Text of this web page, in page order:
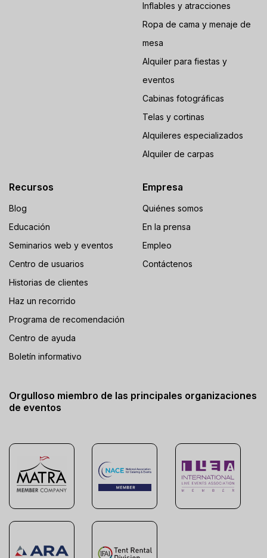
Inflables y atracciones
Ropa de cama y menaje de
mesa
Alquiler para fiestas y
eventos
Cabinas fotográficas
Telas y cortinas
Alquileres especializados
Alquiler de carpas
Recursos
Blog
Educación
Seminarios web y eventos
Centro de usuarios
Historias de clientes
Haz un recorrido
Programa de recomendación
Centro de ayuda
Boletín informativo
Empresa
Quiénes somos
En la prensa
Empleo
Contáctenos
Orgulloso miembro de las principales organizaciones
de eventos